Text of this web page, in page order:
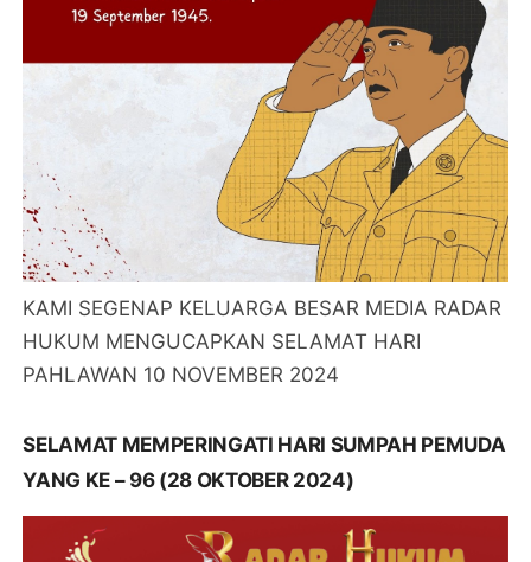
KAMI SEGENAP KELUARGA BESAR MEDIA RADAR
HUKUM MENGUCAPKAN SELAMAT HARI
PAHLAWAN 10 NOVEMBER 2024
SELAMAT MEMPERINGATI HARI SUMPAH PEMUDA
YANG KE – 96 (28 OKTOBER 2024)